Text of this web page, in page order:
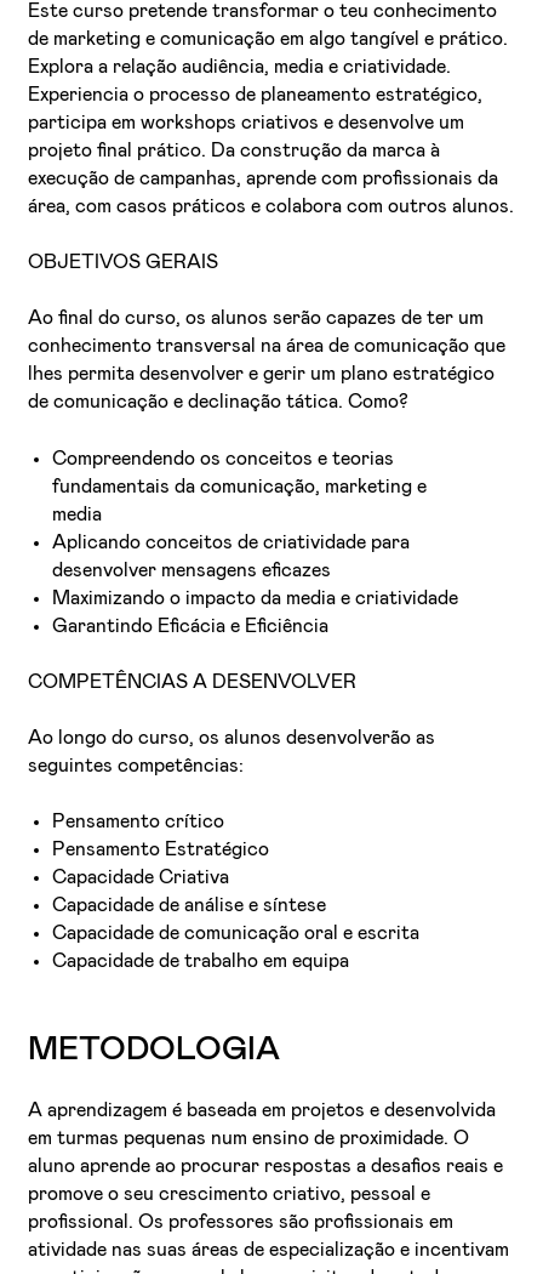
Este curso pretende transformar o teu conhecimento
de marketing e comunicação em algo tangível e prático.
Explora a relação audiência, media e criatividade.
Experiencia o processo de planeamento estratégico,
participa em workshops criativos e desenvolve um
projeto final prático. Da construção da marca à
execução de campanhas, aprende com profissionais da
área, com casos práticos e colabora com outros alunos.
OBJETIVOS GERAIS
Ao final do curso, os alunos serão capazes de ter um
conhecimento transversal na área de comunicação que
lhes permita desenvolver e gerir um plano estratégico
de comunicação e declinação tática. Como?
Compreendendo os conceitos e teorias
fundamentais da comunicação, marketing e
media
Aplicando conceitos de criatividade para
desenvolver mensagens eficazes
Maximizando o impacto da media e criatividade
Garantindo Eficácia e Eficiência
COMPETÊNCIAS A DESENVOLVER
Ao longo do curso, os alunos desenvolverão as
seguintes competências:
Pensamento crítico
Pensamento Estratégico
Capacidade Criativa
Capacidade de análise e síntese
Capacidade de comunicação oral e escrita
Capacidade de trabalho em equipa
METODOLOGIA
A aprendizagem é baseada em projetos e desenvolvida
em turmas pequenas num ensino de proximidade. O
aluno aprende ao procurar respostas a desafios reais e
promove o seu crescimento criativo, pessoal e
profissional. Os professores são profissionais em
atividade nas suas áreas de especialização e incentivam